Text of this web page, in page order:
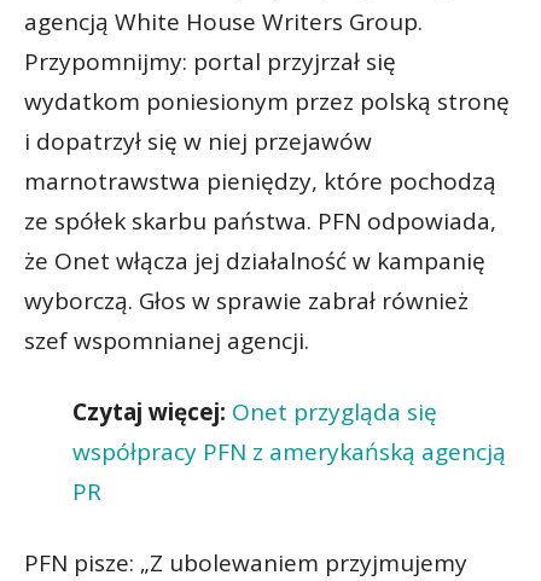
agencją White House Writers Group.
Przypomnijmy: portal przyjrzał się
wydatkom poniesionym przez polską stronę
i dopatrzył się w niej przejawów
marnotrawstwa pieniędzy, które pochodzą
ze spółek skarbu państwa. PFN odpowiada,
że Onet włącza jej działalność w kampanię
wyborczą. Głos w sprawie zabrał również
szef wspomnianej agencji.
Czytaj więcej: Onet przygląda się
współpracy PFN z amerykańską agencją
PR
PFN pisze: „Z ubolewaniem przyjmujemy